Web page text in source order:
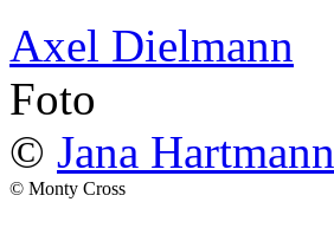
Axel Dielmann
Foto
© Jana Hartmann
© Monty Cross